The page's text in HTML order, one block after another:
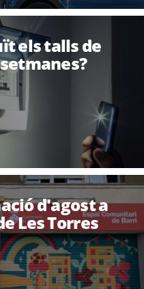
els talls de
d'agost a
Les Torres